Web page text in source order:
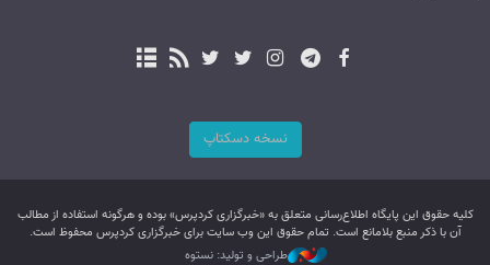
نسخه دسکتاپ
کليه حقوق اين پایگاه اطلاع‌رسانی متعلق به «خبرگزاری کردپرس» بوده و هرگونه استفاده از مطالب
آن با ذکر منبع بلامانع است. تمام حقوق این وب سایت برای خبرگزاری کردپرس محفوظ است.
طراحی و تولید: نستوه